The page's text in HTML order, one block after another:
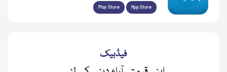
Play Store App Store
فیڈبیک